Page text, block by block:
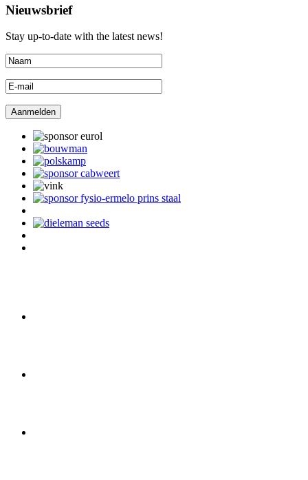
Nieuwsbrief
Stay up-to-date with the latest news!